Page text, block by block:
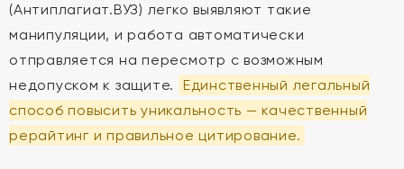
(Антиплагиат.ВУЗ) легко выявляют такие
манипуляции, и работа автоматически
отправляется на пересмотр с возможным
недопуском к защите.
Единственный легальный
способ повысить уникальность — качественный
рерайтинг и правильное цитирование.